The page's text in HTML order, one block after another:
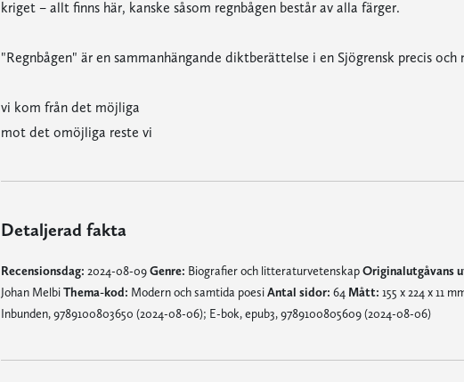
kriget – allt finns här, kanske såsom regnbågen består av alla färger.
"Regnbågen" är en sammanhängande diktberättelse i en Sjögrensk precis och
vi kom från det möjliga
mot det omöjliga reste vi
Detaljerad fakta
Recensionsdag: 2024-08-09Genre: Biografier och litteraturvetenskapOriginalutgåvans
Johan MelbiThema-kod: Modern och samtida poesiAntal sidor: 64 Mått: 155 x 224 x 11
Inbunden, 9789100803650 (2024-08-06); E-bok, epub3, 9789100805609 (2024-08-06)